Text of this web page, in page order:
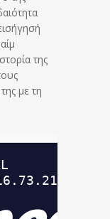
της
με τη